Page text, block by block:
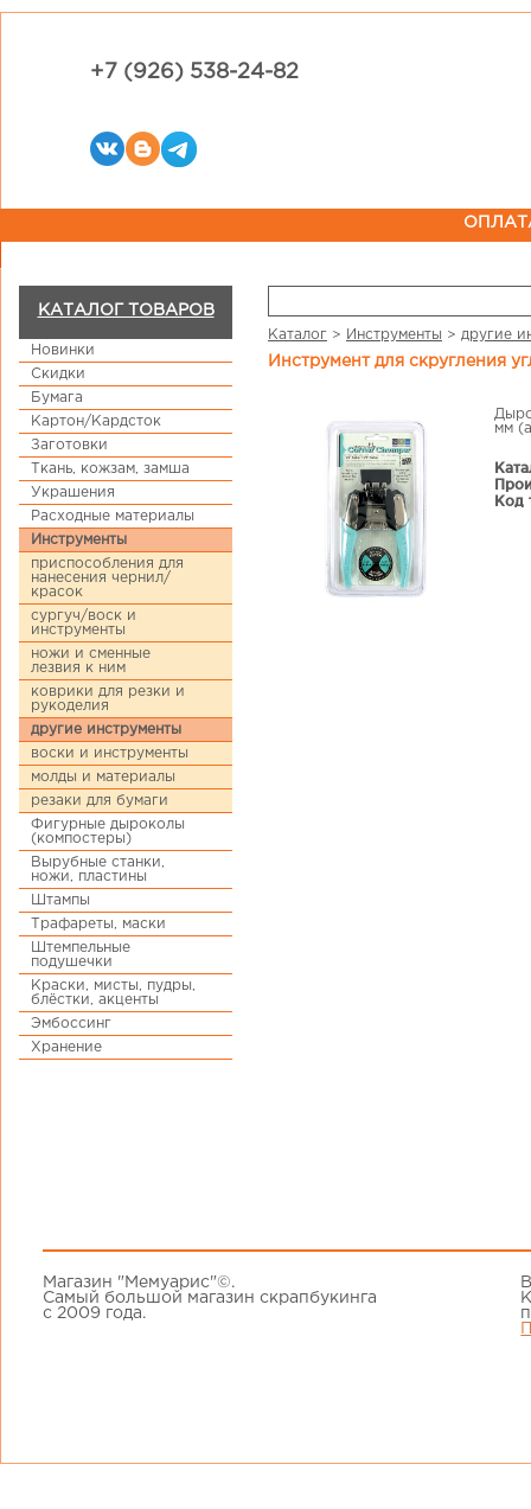
+7 (926) 538-24-82
КАТАЛОГ ТОВАРОВ
Новинки
Скидки
Бумага
Картон/Кардсток
Заготовки
Ткань, кожзам, замша
Украшения
Расходные материалы
Инструменты
приспособления для
нанесения чернил/
красок
сургуч/воск и
инструменты
ножи и сменные
лезвия к ним
коврики для резки и
рукоделия
другие инструменты
воски и инструменты
молды и материалы
резаки для бумаги
Фигурные дыроколы
(компостеры)
Вырубные станки,
ножи, пластины
Штампы
Трафареты, маски
Штемпельные
подушечки
Краски, мисты, пудры,
блёстки, акценты
Эмбоссинг
Хранение
Каталог > Инструменты > другие
Инструмент для скругления
мм
Код
Магазин "Мемуарис"©.
Самый большой магазин скрапбукинга
с 2009 года.